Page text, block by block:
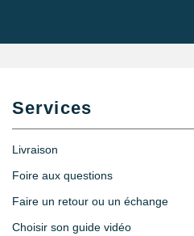
Services
Livraison
Foire aux questions
Faire un retour ou un échange
Choisir son guide vidéo